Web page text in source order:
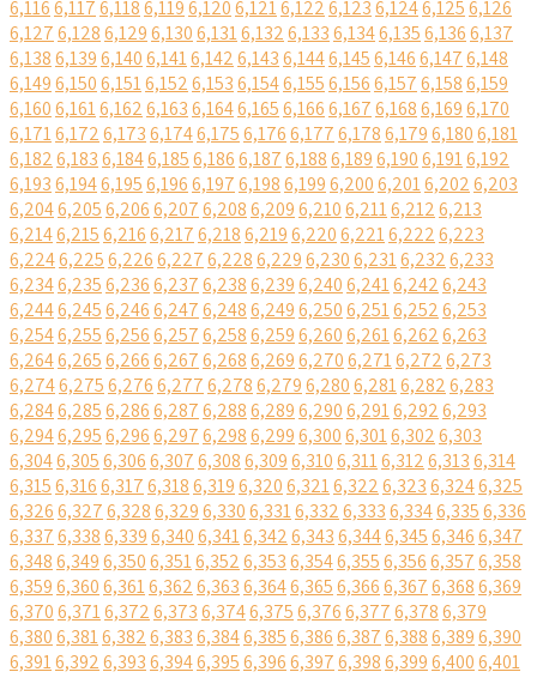
6,1166,1176,1186,1196,1206,1216,1226,1236,1246,1256,126
6,1276,1286,1296,1306,1316,1326,1336,1346,1356,1366,137
6,1386,1396,1406,1416,1426,1436,1446,1456,1466,1476,148
6,1496,1506,1516,1526,1536,1546,1556,1566,1576,1586,159
6,1606,1616,1626,1636,1646,1656,1666,1676,1686,1696,170
6,1716,1726,1736,1746,1756,1766,1776,1786,1796,1806,181
6,1826,1836,1846,1856,1866,1876,1886,1896,1906,1916,192
6,1936,1946,1956,1966,1976,1986,1996,2006,2016,2026,203
6,2046,2056,2066,2076,2086,2096,2106,2116,2126,213
6,2146,2156,2166,2176,2186,2196,2206,2216,2226,223
6,2246,2256,2266,2276,2286,2296,2306,2316,2326,233
6,2346,2356,2366,2376,2386,2396,2406,2416,2426,243
6,2446,2456,2466,2476,2486,2496,2506,2516,2526,253
6,2546,2556,2566,2576,2586,2596,2606,2616,2626,263
6,2646,2656,2666,2676,2686,2696,2706,2716,2726,273
6,2746,2756,2766,2776,2786,2796,2806,2816,2826,283
6,2846,2856,2866,2876,2886,2896,2906,2916,2926,293
6,2946,2956,2966,2976,2986,2996,3006,3016,3026,303
6,3046,3056,3066,3076,3086,3096,3106,3116,3126,3136,314
6,3156,3166,3176,3186,3196,3206,3216,3226,3236,3246,325
6,3266,3276,3286,3296,3306,3316,3326,3336,3346,3356,336
6,3376,3386,3396,3406,3416,3426,3436,3446,3456,3466,347
6,3486,3496,3506,3516,3526,3536,3546,3556,3566,3576,358
6,3596,3606,3616,3626,3636,3646,3656,3666,3676,3686,369
6,3706,3716,3726,3736,3746,3756,3766,3776,3786,379
6,3806,3816,3826,3836,3846,3856,3866,3876,3886,3896,390
6,3916,3926,3936,3946,3956,3966,3976,3986,3996,4006,401